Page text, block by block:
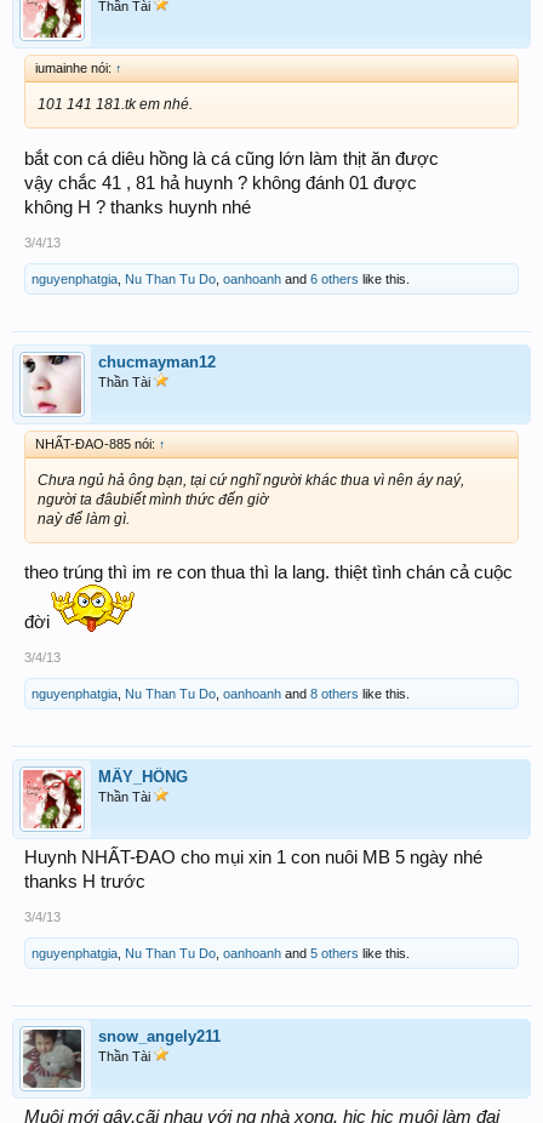
Thần Tài
iumainhe nói: ↑
101 141 181.tk em nhé.
bắt con cá diêu hồng là cá cũng lớn làm thịt ăn được
vậy chắc 41 , 81 hả huynh ? không đánh 01 được
không H ? thanks huynh nhé
3/4/13
nguyenphatgia Nu Than Tu Do oanhoanh and 6 others like this.
chucmayman12
Thần Tài
NHẤT-ĐAO-885 nói: ↑
Chưa ngủ hả ông bạn, tại cứ nghĩ người khác thua vì nên áy naý,
người ta đâubiết mình thức đến giờ
naỳ để làm gì.
theo trúng thì im re con thua thì la lang. thiệt tình chán cả cuộc
đời
3/4/13
nguyenphatgia Nu Than Tu Do oanhoanh and 8 others like this.
MÂY_HỒNG
Thần Tài
Huynh NHẤT-ĐAO cho mụi xin 1 con nuôi MB 5 ngày nhé
thanks H trước
3/4/13
nguyenphatgia Nu Than Tu Do oanhoanh and 5 others like this.
snow_angely211
Thần Tài
Muội mới gây,cãi nhau với ng nhà xong. hic hic muội làm đại